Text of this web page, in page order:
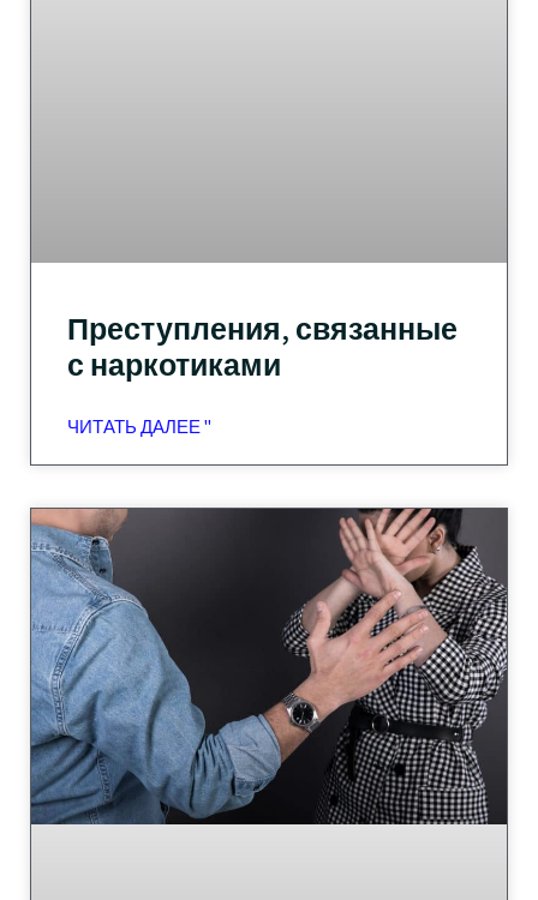
Преступления, связанные
с наркотиками
ЧИТАТЬ ДАЛЕЕ "